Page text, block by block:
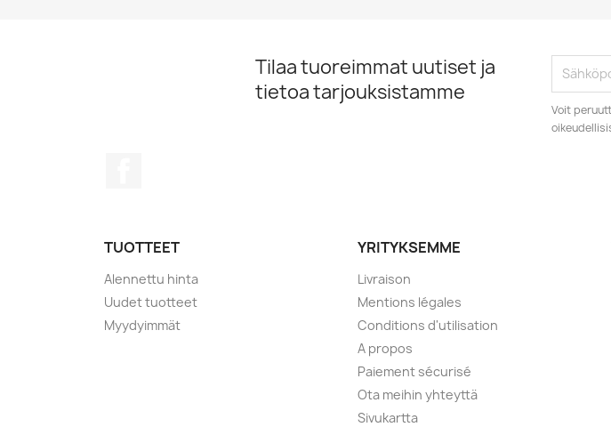
Tilaa tuoreimmat uutiset ja
tietoa tarjouksistamme
Voit
TUOTTEET
Alennettu hinta
Uudet tuotteet
Myydyimmät
YRITYKSEMME
Livraison
Mentions légales
Conditions d'utilisation
A propos
Paiement sécurisé
Ota meihin yhteyttä
Sivukartta